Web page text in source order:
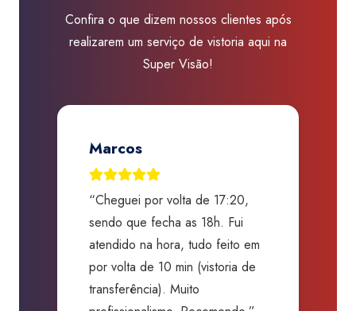
Confira o que dizem nossos clientes após
realizarem um serviço de vistoria aqui na
Super Visão!
Marcos
“Cheguei por volta de 17:20,
sendo que fecha as 18h. Fui
atendido na hora, tudo feito em
por volta de 10 min (vistoria de
transferência). Muito